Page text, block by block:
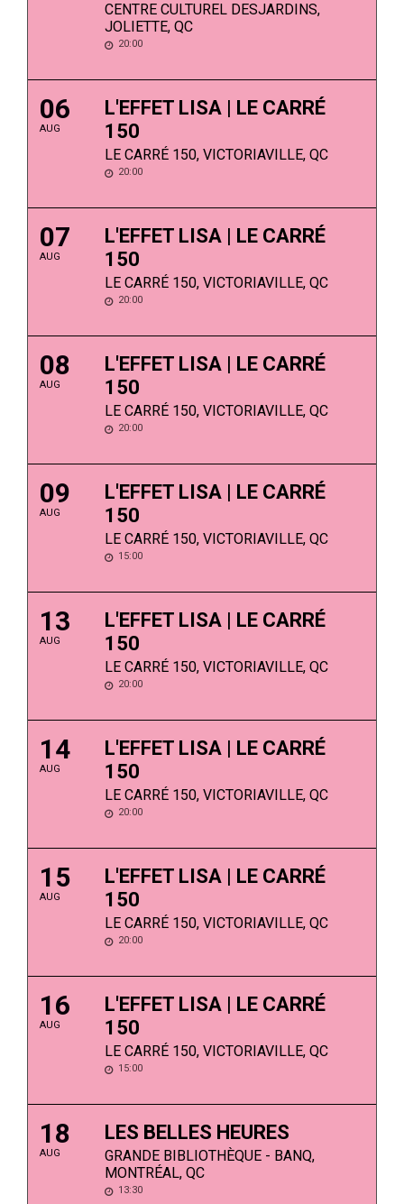
CENTRE CULTUREL DESJARDINS,
JOLIETTE, QC
20:00
06
AUG
L'EFFET LISA | LE CARRÉ
150
LE CARRÉ 150, VICTORIAVILLE, QC
20:00
07
AUG
L'EFFET LISA | LE CARRÉ
150
LE CARRÉ 150, VICTORIAVILLE, QC
20:00
08
AUG
L'EFFET LISA | LE CARRÉ
150
LE CARRÉ 150, VICTORIAVILLE, QC
20:00
09
AUG
L'EFFET LISA | LE CARRÉ
150
LE CARRÉ 150, VICTORIAVILLE, QC
15:00
13
AUG
L'EFFET LISA | LE CARRÉ
150
LE CARRÉ 150, VICTORIAVILLE, QC
20:00
14
AUG
L'EFFET LISA | LE CARRÉ
150
LE CARRÉ 150, VICTORIAVILLE, QC
20:00
15
AUG
L'EFFET LISA | LE CARRÉ
150
LE CARRÉ 150, VICTORIAVILLE, QC
20:00
16
AUG
L'EFFET LISA | LE CARRÉ
150
LE CARRÉ 150, VICTORIAVILLE, QC
15:00
18
AUG
LES BELLES HEURES
GRANDE BIBLIOTHÈQUE - BANQ,
MONTRÉAL, QC
13:30